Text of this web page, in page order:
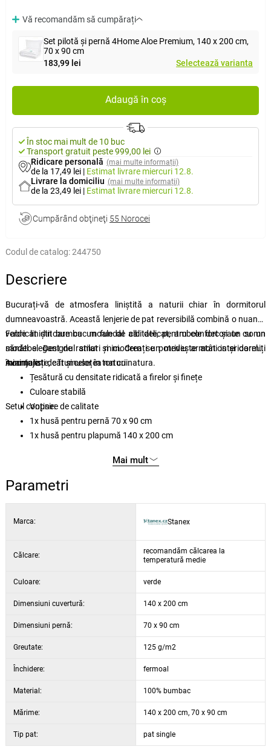
Vă recomandăm să cumpărați
Set pilotă și pernă 4Home Aloe Premium, 140 x 200 cm,
70 x 90 cm
183,99 lei
Selectează varianta
Adaugă în coș
În stoc mai mult de 10 buc
Transport gratuit peste 999,00 lei
Ridicare personală (mai multe informații)
de la 17,49 lei | Estimat livrare miercuri 12.8.
Livrare la domiciliu (mai multe informații)
de la 23,49 lei | Estimat livrare miercuri 12.8.
Cumpărând obţineţi 55 Norocei
Codul de catalog:244750
Descriere
Bucurați-vă de atmosfera liniștită a naturii chiar în dormitorul
dumneavoastră. Această lenjerie de pat reversibilă combină o nuanță
verde liniștitoare cu un fundal alb delicat, ambele decorate cu un
model elegant de ramuri mici. Creați un mediu armonios și dormiți
înconjurați de frumusețea naturii.
Fabricat din bumbac moale de calitate, pentru confort și un somn
sănătos. Designul stilat și modern se potrivește atât interioarelor
minimaliste, cât și celor în ton cu natura.
Avantaje:
Țesătură cu densitate ridicată a firelor și finețe
Culoare stabilă
Vopsire de calitate
Setul conține:
1x husă pentru pernă 70 x 90 cm
1x husă pentru plapumă 140 x 200 cm
Mai mult
Parametri
Marca: Stanex
Călcare:
recomandăm călcarea la
temperatură medie
Culoare: verde
Dimensiuni cuvertură: 140 x 200 cm
Dimensiuni pernă: 70 x 90 cm
Greutate: 125 g/m2
Închidere: fermoal
Material: 100% bumbac
Mărime: 140 x 200 cm, 70 x 90 cm
Tip pat: pat single